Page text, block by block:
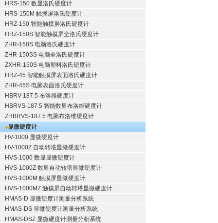
HRS-150 数显洛氏硬度计
HRS-150M 触摸屏洛氏硬度计
HRZ-150 智能触摸屏洛氏硬度计
HRZ-150S 智能触摸屏全洛氏硬度计
ZHR-150S 电脑洛氏硬度计
ZHR-150SS 电脑全洛氏硬度计
ZXHR-150S 电脑塑料洛氏硬度计
HRZ-45 智能触摸屏表面洛氏硬度计
ZHR-45S 电脑表面洛氏硬度计
HBRV-187.5 布洛维硬度计
HBRVS-187.5 智能数显布洛维硬度计
ZHBRVS-187.5 电脑布洛维硬度计
显微硬度计
HV-1000 显微硬度计
HV-1000Z 自动转塔显微硬度计
HVS-1000 数显显微硬度计
HVS-1000Z 数显自动转塔显微硬度计
HVS-1000M 触摸屏显微硬度计
HVS-1000MZ 触摸屏自动转塔显微硬度计
HMAS-D 显微硬度计测量分析系统
HMAS-DS 显微硬度计测量分析系统
HMAS-DSZ 显微硬度计测量分析系统